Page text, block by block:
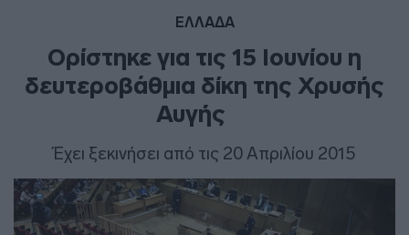
ΕΛΛΑΔΑ
Ορίστηκε για τις 15 Ιουνίου η
δευτεροβάθμια δίκη της Χρυσής
Αυγής
Έχει ξεκινήσει από τις 20 Απριλίου 2015